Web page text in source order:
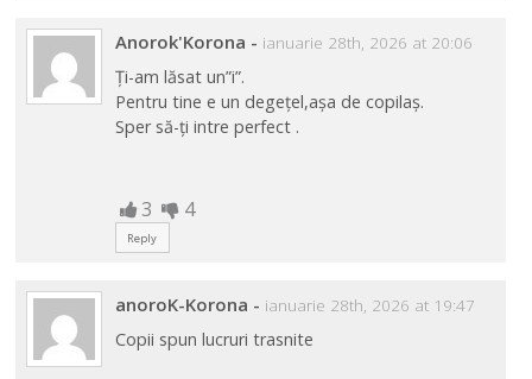
Anorok'Korona - ianuarie 28th, 2026 at 20:06
Ți-am lăsat un”i”.
Pentru tine e un degețel,așa de copilaș.
Sper să-ți intre perfect .
3 4
Reply
anoroK-Korona - ianuarie 28th, 2026 at 19:47
Copii spun lucruri trasnite